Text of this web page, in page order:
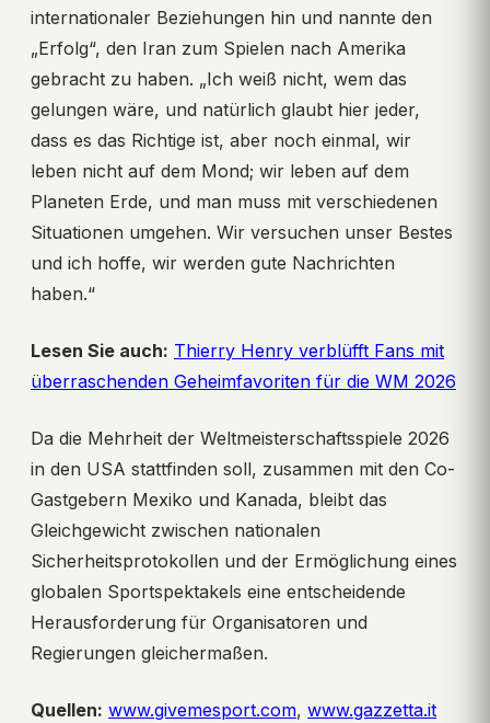
internationaler Beziehungen hin und nannte den
„Erfolg“, den Iran zum Spielen nach Amerika
gebracht zu haben. „Ich weiß nicht, wem das
gelungen wäre, und natürlich glaubt hier jeder,
dass es das Richtige ist, aber noch einmal, wir
leben nicht auf dem Mond; wir leben auf dem
Planeten Erde, und man muss mit verschiedenen
Situationen umgehen. Wir versuchen unser Bestes
und ich hoffe, wir werden gute Nachrichten
haben.“
Lesen Sie auch: Thierry Henry verblüfft Fans mit
überraschenden Geheimfavoriten für die WM 2026
Da die Mehrheit der Weltmeisterschaftsspiele 2026
in den USA stattfinden soll, zusammen mit den Co-
Gastgebern Mexiko und Kanada, bleibt das
Gleichgewicht zwischen nationalen
Sicherheitsprotokollen und der Ermöglichung eines
globalen Sportspektakels eine entscheidende
Herausforderung für Organisatoren und
Regierungen gleichermaßen.
Quellen: www.givemesport.com, www.gazzetta.it